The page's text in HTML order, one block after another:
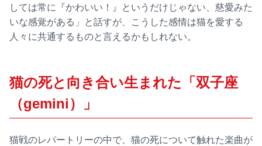
しては常に『かわいい！』というだけじゃない、慈愛みた
いな感覚がある」と話すが、こうした感情は猫を愛する
人々に共通するものと言えるかもしれない。
猫の死と向き合い生まれた「双子座
（gemini）」
猫戦のレパートリーの中で、猫の死について触れた楽曲が